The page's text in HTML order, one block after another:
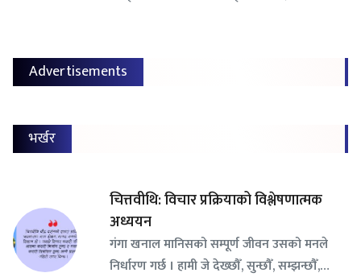
Advertisements
भर्खर
चित्तवीथि: विचार प्रक्रियाको विश्लेषणात्मक
अध्ययन
गंगा खनाल मानिसको सम्पूर्ण जीवन उसको मनले
निर्धारण गर्छ । हामी जे देख्छौँ, सुन्छौँ, सम्झन्छौँ,…